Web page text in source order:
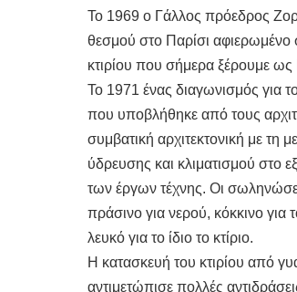
Το 1969 ο Γάλλος πρόεδρος
θεσμού στο Παρίσι αφιερωμένο
κτιρίου που σήμερα ξέρουμε
Το 1971 ένας διαγωνισμός για
που υποβλήθηκε από τους
συμβατική αρχιτεκτονική με τη
ύδρευσης και κλιματισμού στο
των έργων τέχνης. Οι
πράσινο για νερού, κόκκινο για
λευκό για το ίδιο το κτίριο.
Η κατασκευή του κτιρίου από
αντιμετώπισε πολλές